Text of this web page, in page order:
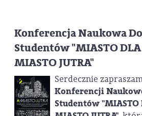
Konferencja Naukowa
Studentów "MIASTO DLA
MIASTO JUTRA"
Serdecznie
Konferencji
Studentów "MIASTO